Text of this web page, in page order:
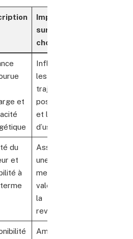
Impact
sur le
choix
et
Influe sur
les
trajets
possibles
et le coût
d’usage
du
et
à
Assure
une
meilleure
valeur à
la
revente
Améliore